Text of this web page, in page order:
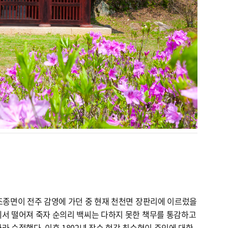
면이 전주 감영에 가던 중 현재 천천면 장판리에 이르렀을
떨어져 죽자 순의리 백씨는 다하지 못한 책무를 통감하고